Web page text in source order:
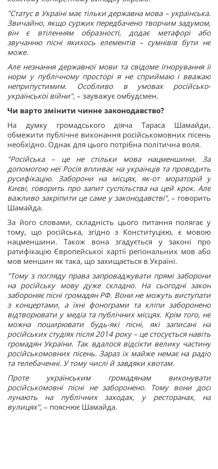
"Статус в Україні має тільки державна мова – українська.
Звичайно, якщо суржик передбачено творчим задумом,
він є втіленням образності, додає метафорі або
звучанню пісні якихось елементів – сумнівів бути не
може.
Але незнання державної мови та свідоме ігнорування її
норм у публічному просторі я не сприймаю і вважаю
неприпустимим. Особливо в умовах російсько-
української війни", – зауважує омбудсмен.
Чи варто змінити чинне законодавство?
На думку громадського діяча Тараса Шамайди,
обмежити публічне виконання російськомовних пісень
необхідно. Однак для цього потрібна політична воля.
"Російська – це не стільки мова нацменшини. За
допомогою неї Росія впливає на українців та проводить
русифікацію. Заборони на місцях, як-от мораторій у
Києві, говорить про запит суспільства на цей крок. Але
важливо закріпити це саме у законодавстві", – говорить
Шамайда.
За його словами, складність цього питання полягає у
тому, що російська, згідно з Конституцією, є мовою
нацменшини. Також вона згадується у законі про
ратифікацію Європейської хартії регіональних мов або
мов меншин як така, що захищається в Україні.
"Тому з погляду права запроваджувати прямі заборони
на російську мову дуже складно. На сьогодні закон
забороняє пісні громадян РФ. Вони не можуть виступати
з концертами, а їхні фонограми та кліпи заборонено
відтворювати у медіа та публічних місцях. Крім того, не
можна поширювати будь-які пісні, які записані на
російських студіях після 2014 року – це стосується навіть
громадян України. Так вдалося відсікти велику частину
російськомовних пісень. Зараз їх майже немає на радіо
та телебаченні. У тому числі й завдяки квотам.
Проте українським громадянам виконувати
російськомовні пісні не заборонено. Тому вони досі
лунають на публічних заходах, у ресторанах, на
вулицях", – пояснює Шамайда.